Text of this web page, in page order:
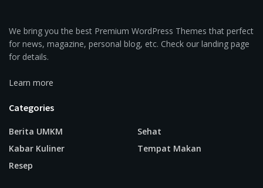
We bring you the best Premium WordPress Themes that perfect
for news, magazine, personal blog, etc. Check our landing page
for details.
Learn more
Categories
Berita UMKM
Kabar Kuliner
Resep
Sehat
Tempat Makan